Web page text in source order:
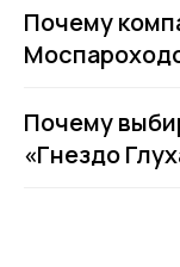
Почему
Почему
«Гнездо